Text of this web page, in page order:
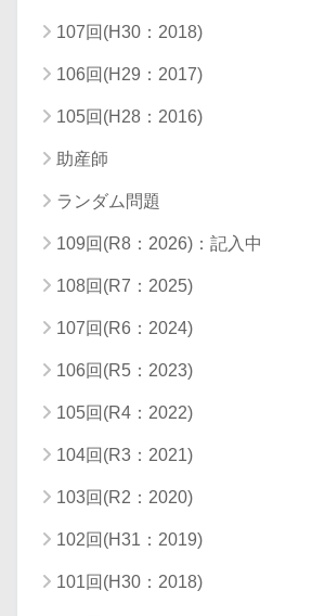
107回(H30：2018)
106回(H29：2017)
105回(H28：2016)
助産師
ランダム問題
109回(R8：2026)：記入中
108回(R7：2025)
107回(R6：2024)
106回(R5：2023)
105回(R4：2022)
104回(R3：2021)
103回(R2：2020)
102回(H31：2019)
101回(H30：2018)